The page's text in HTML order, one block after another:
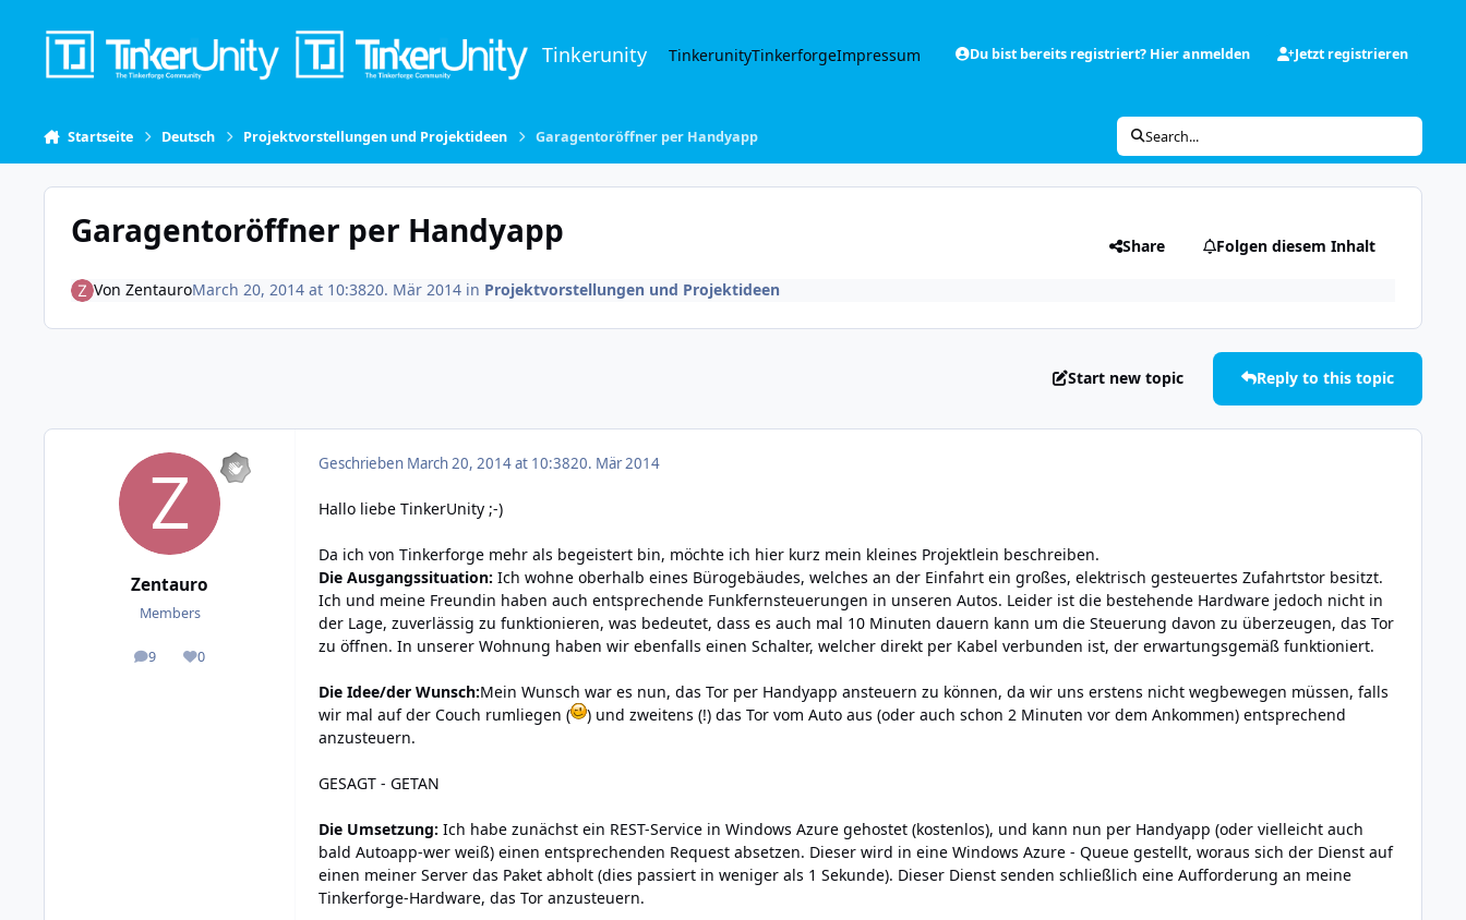
Tinkerunity TinkerunityTinkerforgeImpressum Du bist bereits registriert? Hier anmelden Jetzt registrieren
Startseite Deutsch Projektvorstellungen und Projektideen Garagentoröffner per Handyapp Search...
Garagentoröffner per Handyapp Share Folgen diesem Inhalt
Von ZentauroMarch 20, 2014 at 10:3820. Mär 2014in Projektvorstellungen und Projektideen
Start new topic Reply to this topic
Zentauro
Members
9
posts 0
Reputation
Geschrieben March 20, 2014 at 10:3820. Mär 2014
Hallo liebe TinkerUnity ;-)
Da ich von Tinkerforge mehr als begeistert bin, möchte ich hier kurz mein kleines Projektlein beschreiben.
Die Ausgangssituation: Ich wohne oberhalb eines Bürogebäudes, welches an der Einfahrt ein großes, elektrisch gesteuertes Zufahrtstor besitzt.
Ich und meine Freundin haben auch entsprechende Funkfernsteuerungen in unseren Autos. Leider ist die bestehende Hardware jedoch nicht in
der Lage, zuverlässig zu funktionieren, was bedeutet, dass es auch mal 10 Minuten dauern kann um die Steuerung davon zu überzeugen, das Tor
zu öffnen. In unserer Wohnung haben wir ebenfalls einen Schalter, welcher direkt per Kabel verbunden ist, der erwartungsgemäß funktioniert.
Die Idee/der Wunsch:Mein Wunsch war es nun, das Tor per Handyapp ansteuern zu können, da wir uns erstens nicht wegbewegen müssen, falls
wir mal auf der Couch rumliegen (
) und zweitens (!) das Tor vom Auto aus (oder auch schon 2 Minuten vor dem Ankommen) entsprechend
anzusteuern.
GESAGT - GETAN
Die Umsetzung: Ich habe zunächst ein REST-Service in Windows Azure gehostet (kostenlos), und kann nun per Handyapp (oder vielleicht auch
bald Autoapp-wer weiß) einen entsprechenden Request absetzen. Dieser wird in eine Windows Azure - Queue gestellt, woraus sich der Dienst auf
einen meiner Server das Paket abholt (dies passiert in weniger als 1 Sekunde). Dieser Dienst senden schließlich eine Aufforderung an meine
Tinkerforge-Hardware, das Tor anzusteuern.